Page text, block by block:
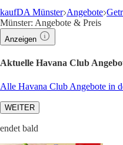
kaufDA Münster Angebote
Münster: Angebote & Preis
Anzeigen
Aktuelle Havana Club
Alle Havana Club Angebote in
WEITER
endet bald